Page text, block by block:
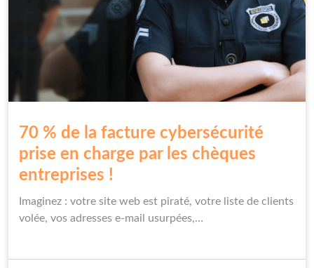
70 % de la facture cybersécurité
prise en charge par les chèques
entreprises !
Imaginez : votre site web est piraté, votre liste de clients
volée, vos adresses e-mail usurpées,…